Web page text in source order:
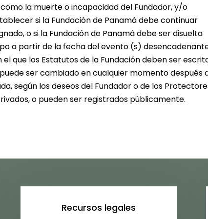
la muerte o incapacidad del Fundador, y/o
si la Fundación de Panamá debe continuar
o si la Fundación de Panamá debe ser disuelta
a partir de la fecha del evento (s)
que los Estatutos de la Fundación deben ser
ser cambiado en cualquier momento después
según los deseos del Fundador o de los
o pueden ser registrados públicamente.
Recursos legales